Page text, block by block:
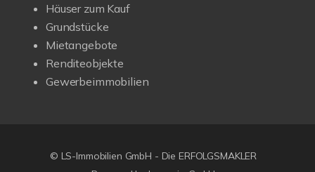
Häuser zum Kauf
Grundstücke
Mietangebote
Renditeobjekte
Gewerbeimmobilien
© LS-Immobilien GmbH - Die ERFOLGSMAKLER